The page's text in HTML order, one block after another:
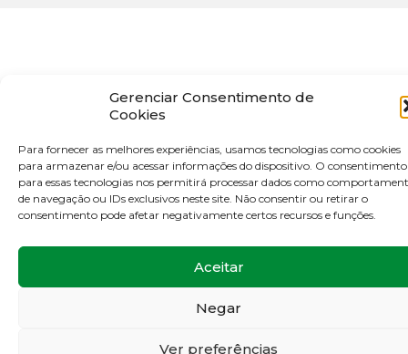
Gerenciar Consentimento de
Cookies
Para fornecer as melhores experiências, usamos tecnologias como cookies
para armazenar e/ou acessar informações do dispositivo. O consentimento
para essas tecnologias nos permitirá processar dados como
de navegação ou IDs exclusivos neste site. Não consentir ou retirar o
consentimento pode afetar negativamente certos recursos e funções.
Aceitar
Negar
Ver preferências